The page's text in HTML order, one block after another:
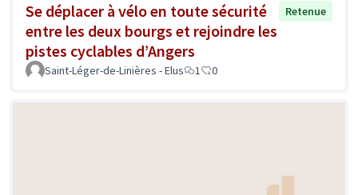
Se déplacer à vélo en toute sécurité
entre les deux bourgs et rejoindre les
pistes cyclables d’Angers
Retenue
Saint-Léger-de-Linières - Elus 1 0